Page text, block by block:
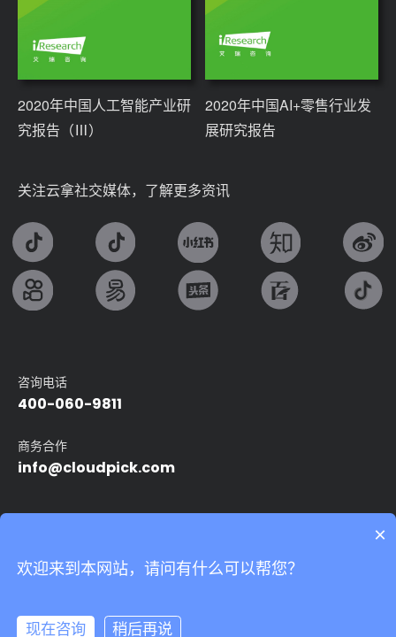
我们非常重视您的个人隐私，当您访问我们的网站时，请同意使用
2020年中国人工智能产业研
究报告（Ⅲ）
2020年中国AI+零售行业发
展研究报告
关注云拿社交媒体，了解更多资讯
咨询电话
400-060-9811
商务合作
info@cloudpick.com
24小时无人便利店 无人领用仓
17039527号-5
Powered by Yongsy
×
欢迎来到本网站，请问有什么可以帮您？
现在咨询 稍后再说